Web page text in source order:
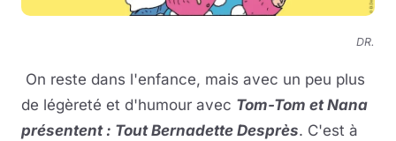
DR.
On reste dans l'enfance, mais avec un peu plus
de légèreté et d'humour avec Tom-Tom et Nana
présentent : Tout Bernadette Desprès. C'est à